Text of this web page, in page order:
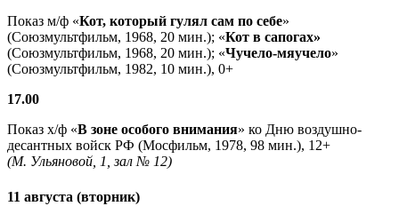
Показ м/ф «Кот, который гулял сам по себе»
(Союзмультфильм, 1968, 20 мин.); «Кот в сапогах»
(Союзмультфильм, 1968, 20 мин.); «Чучело-мяучело»
(Союзмультфильм, 1982, 10 мин.), 0+
17.00
Показ х/ф «В зоне особого внимания» ко Дню воздушно-
десантных войск РФ (Мосфильм, 1978, 98 мин.), 12+
(М. Ульяновой, 1, зал № 12)
11 августа (вторник)